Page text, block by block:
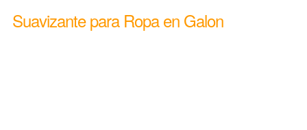
Suavizante para Ropa en Galon